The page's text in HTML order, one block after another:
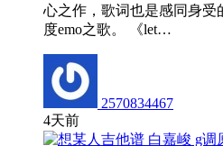
心之作，歌词也是感同身
度emo之歌。 《let…
2570834467
4天前